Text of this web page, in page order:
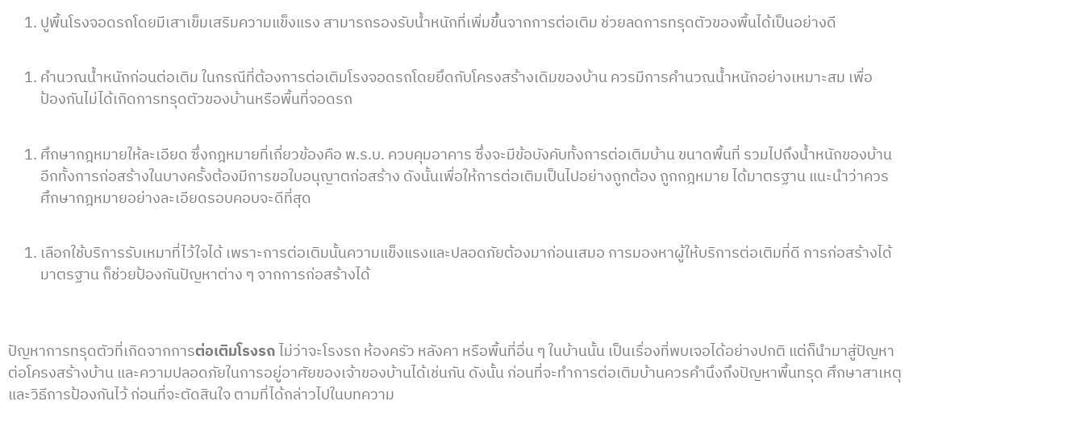
ปูพื้นโรงจอดรถโดยมีเสาเข็มเสริมความแข็งแรง สามารถรองรับน้ำหนักที่เพิ่มขึ้นจากการต่อเติม ช่วยลดการทรุดตัวของพื้นได้เป็นอย่างดี
คำนวณน้ำหนักก่อนต่อเติม ในกรณีที่ต้องการต่อเติมโรงจอดรถโดยยึดกับโครงสร้างเดิมของบ้าน ควรมีการคำนวณน้ำหนักอย่างเหมาะสม เพื่อ
ป้องกันไม่ได้เกิดการทรุดตัวของบ้านหรือพื้นที่จอดรถ
ศึกษากฎหมายให้ละเอียด ซึ่งกฎหมายที่เกี่ยวข้องคือ พ.ร.บ. ควบคุมอาคาร ซึ่งจะมีข้อบังคับทั้งการต่อเติมบ้าน ขนาดพื้นที่ รวมไปถึงน้ำหนักของบ้าน
อีกทั้งการก่อสร้างในบางครั้งต้องมีการขอใบอนุญาตก่อสร้าง ดังนั้นเพื่อให้การต่อเติมเป็นไปอย่างถูกต้อง ถูกกฎหมาย ได้มาตรฐาน แนะนำว่าควร
ศึกษากฎหมายอย่างละเอียดรอบคอบจะดีที่สุด
เลือกใช้บริการรับเหมาที่ไว้ใจได้ เพราะการต่อเติมนั้นความแข็งแรงและปลอดภัยต้องมาก่อนเสมอ การมองหาผู้ให้บริการต่อเติมที่ดี การก่อสร้างได้
มาตรฐาน ก็ช่วยป้องกันปัญหาต่าง ๆ จากการก่อสร้างได้
ปัญหาการทรุดตัวที่เกิดจากการต่อเติมโรงรถไม่ว่าจะโรงรถ ห้องครัว หลังคา หรือพื้นที่อื่น ๆ ในบ้านนั้น เป็นเรื่องที่พบเจอได้อย่างปกติ แต่ก็นำมาสู่ปัญหา
ต่อโครงสร้างบ้าน และความปลอดภัยในการอยู่อาศัยของเจ้าของบ้านได้เช่นกัน ดังนั้น ก่อนที่จะทำการต่อเติมบ้านควรคำนึงถึงปัญหาพื้นทรุด ศึกษาสาเหตุ
และวิธีการป้องกันไว้ ก่อนที่จะตัดสินใจ ตามที่ได้กล่าวไปในบทความ